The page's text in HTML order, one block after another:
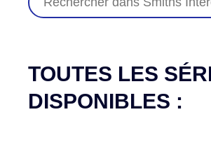
TOUTES LES
DISPONIBLES :